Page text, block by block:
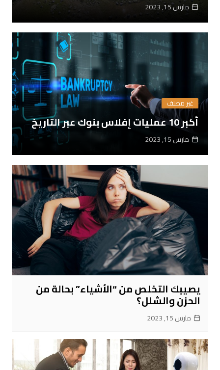
مارس 15, 2023
غير مصنف
أكبر 10 عمليات إفلاس بنوك عبر التاريخ
مارس 15, 2023
يصيبك التخلص من “الأشياء” بحالة من
الحزن والشلل؟
مارس 15, 2023